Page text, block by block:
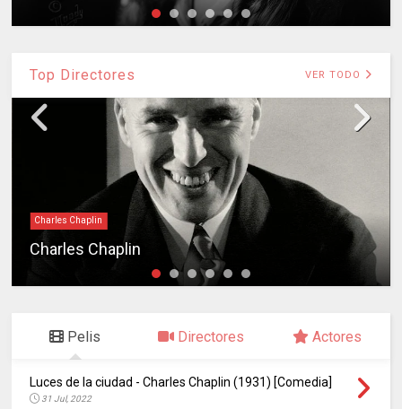
Top Directores VER TODO
Charles Chaplin
Charles Chaplin
Pelis Directores Actores
Luces de la ciudad - Charles Chaplin (1931) [Comedia]
31 Jul, 2022